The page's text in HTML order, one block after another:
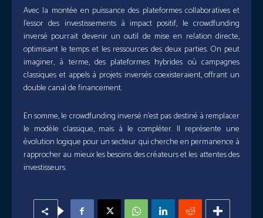
Avec la montée en puissance des plateformes collaboratives et
l’essor des investissements à impact positif, le crowdfunding
inversé pourrait devenir un outil de mise en relation directe,
optimisant le temps et les ressources des deux parties. On peut
imaginer, à terme, des plateformes hybrides où campagnes
classiques et appels à projets inversés coexisteraient, offrant un
double canal de financement.
En somme, le crowdfunding inversé n’est pas destiné à remplacer
le modèle classique, mais à le compléter. Il représente une
évolution logique pour un secteur qui cherche en permanence à
rapprocher au mieux les besoins des créateurs et les attentes des
investisseurs.